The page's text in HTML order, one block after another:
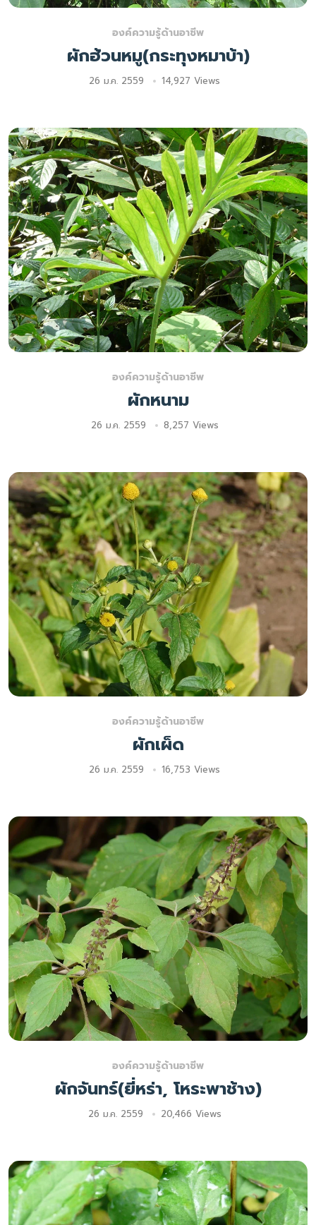
องค์ความรู้ด้านอาชีพ
ผักฮ้วนหมู(กระทุงหมาบ้า)
26 ม.ค. 2559 14,927 Views
องค์ความรู้ด้านอาชีพ
ผักหนาม
26 ม.ค. 2559 8,257 Views
องค์ความรู้ด้านอาชีพ
ผักเผ็ด
26 ม.ค. 2559 16,753 Views
องค์ความรู้ด้านอาชีพ
ผักจันทร์(ยี่หร่า, โหระพาช้าง)
26 ม.ค. 2559 20,466 Views